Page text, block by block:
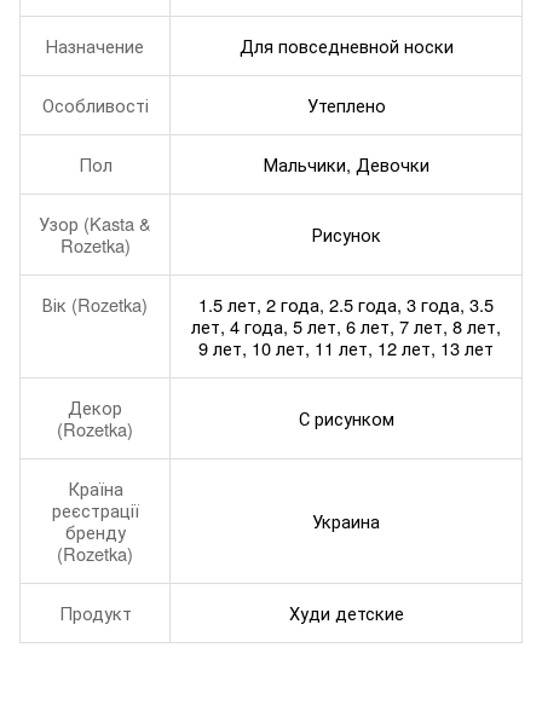
Назначение Для повседневной носки
Особливості Утеплено
Пол Мальчики, Девочки
Узор (Kasta &
Rozetka)
Рисунок
Вік (Rozetka)
1.5 лет, 2 года, 2.5 года, 3 года, 3.5
лет, 4 года, 5 лет, 6 лет, 7 лет, 8 лет,
9 лет, 10 лет, 11 лет, 12 лет, 13 лет
Декор
(Rozetka)
С рисунком
Країна
реєстрації
бренду
(Rozetka)
Украина
Продукт Худи детские